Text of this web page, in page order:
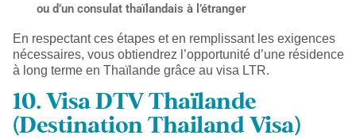
ou d’un consulat thaïlandais à l’étranger
En respectant ces étapes et en remplissant les exigences
nécessaires, vous obtiendrez l’opportunité d’une résidence
à long terme en Thaïlande grâce au visa LTR.
10. Visa DTV Thaïlande
(Destination Thailand Visa)